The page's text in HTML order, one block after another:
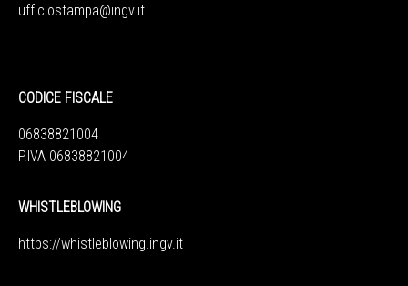
ufficiostampa@ingv.it
CODICE FISCALE
06838821004
P.IVA 06838821004
WHISTLEBLOWING
https://whistleblowing.ingv.it